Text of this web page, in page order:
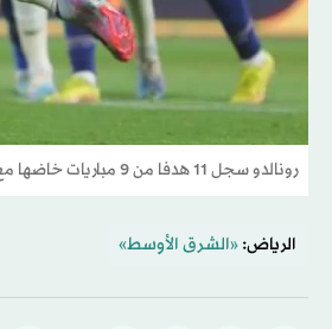
رونالدو سجل 11 هدفا من 9 مباريات خاضها مع النصر(عبد العزيز النومان)
الرياض: «الشرق الأوسط»